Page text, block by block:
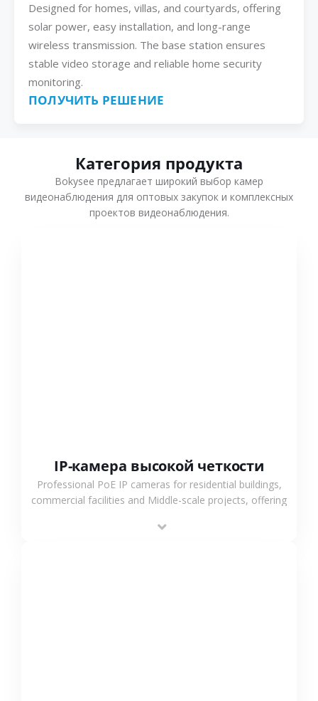
Designed for homes, villas, and courtyards, offering
solar power, easy installation, and long-range
wireless transmission. The base station ensures
stable video storage and reliable home security
monitoring.
ПОЛУЧИТЬ РЕШЕНИЕ
Категория продукта
Bokysee предлагает широкий выбор камер
видеонаблюдения для оптовых закупок и комплексных
проектов видеонаблюдения.
IP-камера высокой четкости
Professional PoE IP cameras for residential buildings,
commercial facilities and Middle-scale projects, offering
support.